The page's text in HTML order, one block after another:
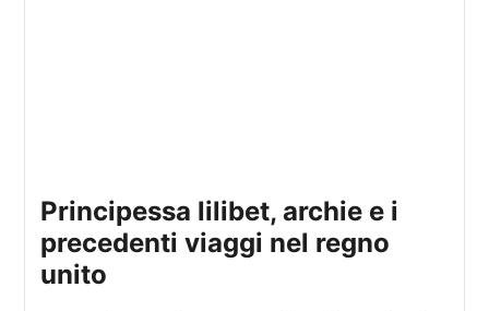
principessa lilibet, archie e i
precedenti viaggi nel regno
unito